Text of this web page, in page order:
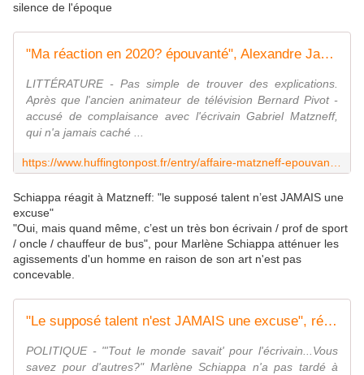
silence de l'époque
"Ma réaction en 2020? épouvanté", Alexandre Jardin s'exprime sur son silence face à Matzneff
LITTÉRATURE - Pas simple de trouver des explications.
Après que l'ancien animateur de télévision Bernard Pivot -
accusé de complaisance avec l'écrivain Gabriel Matzneff,
qui n'a jamais caché ...
Schiappa réagit à Matzneff: "le supposé talent n’est JAMAIS une
excuse"
"Oui, mais quand même, c’est un très bon écrivain / prof de sport
/ oncle / chauffeur de bus", pour Marlène Schiappa atténuer les
agissements d'un homme en raison de son art n'est pas
concevable.
"Le supposé talent n'est JAMAIS une excuse", réagit Schiappa à l'affaire Matzneff
POLITIQUE - "'Tout le monde savait' pour l'écrivain...Vous
savez pour d'autres?" Marlène Schiappa n'a pas tardé à